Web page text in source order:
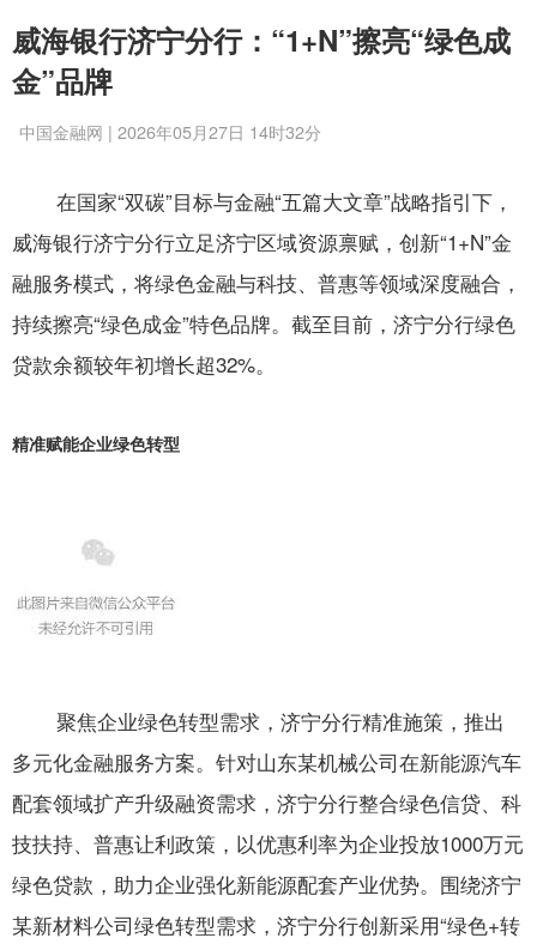
威海银行济宁分行：“1+N”擦亮“绿色成
金”品牌
中国金融网 | 2026年05月27日 14时32分
在国家“双碳”目标与金融“五篇大文章”战略指引下，
威海银行济宁分行立足济宁区域资源禀赋，创新“1+N”金
融服务模式，将绿色金融与科技、普惠等领域深度融合，
持续擦亮“绿色成金”特色品牌。 截至目前，济宁分行绿色
贷款余额较年初增长超32%。
精准赋能企业绿色转型
聚焦企业绿色转型需求，济宁分行精准施策，推出
多元化金融服务方案。针对山东某机械公司在新能源汽车
配套领域扩产升级融资需求，济宁分行整合绿色信贷、科
技扶持、普惠让利政策， 以优惠利率为企业投放1000万元
绿色贷款 ，助力企业强化新能源配套产业优势。围绕济宁
某新材料公司绿色转型需求，济宁分行创新采用“绿色+转